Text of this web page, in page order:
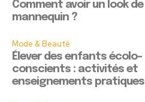
Comment avoir un look de
mannequin ?
Mode & Beauté
Élever des enfants écolo-
conscients : activités et
enseignements pratiques